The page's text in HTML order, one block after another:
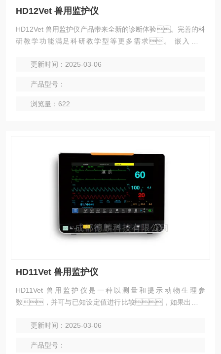
HD12Vet 兽用监护仪
HD12Vet 兽用监护仪产品带来全新的诊断体验。完善的科
研教学功能满足科研教学型等更多需求。 嵌入式芯
更新时间：2025-03-06
产品型号：
浏览量：622
HD11Vet 兽用监护仪
HD11Vet 兽用监护仪是一种以测量和提示动物生理参
数，并可与已知设定值进行比较，如果出现不
进行多方面监视和预警；动物监护仪是普及率较高的
更新时间：2025-03-06
产品型号：